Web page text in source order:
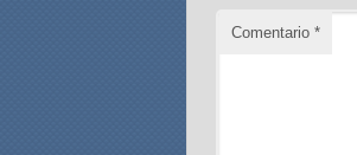
Comentario*